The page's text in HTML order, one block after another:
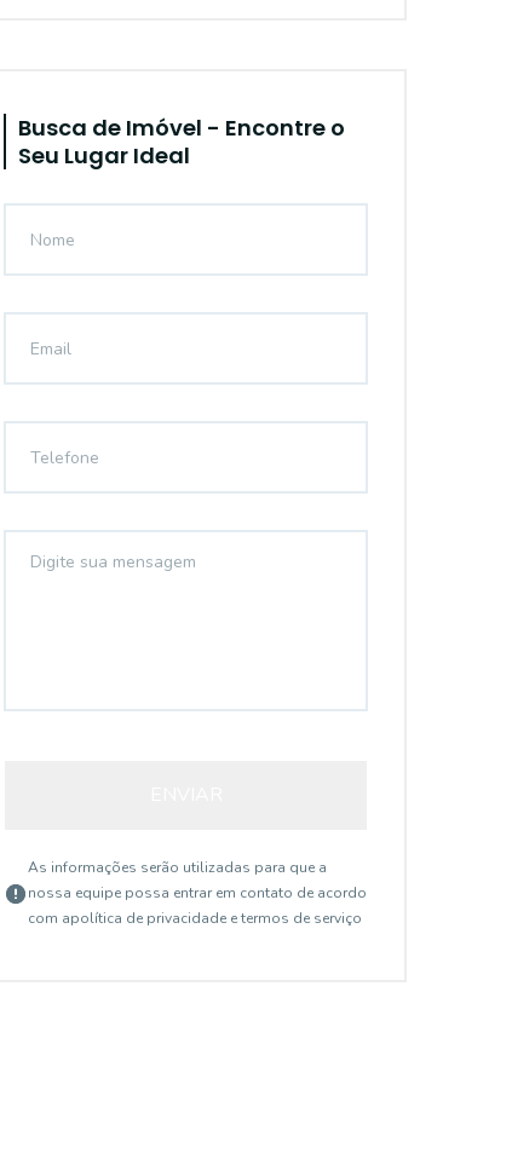
Busca de Imóvel - Encontre o
Seu Lugar Ideal
As informações serão utilizadas para que a
nossa equipe possa entrar em contato de acordo
com apolítica de privacidade e termos de serviço